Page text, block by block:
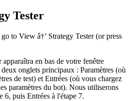
Tester
go to View â†’ Strategy Tester (or press
en bas de votre fenêtre
onglets principaux : Paramètres (où
de test) et Entrées (où vous chargez
paramètres du bot). Nous utiliserons
6, puis Entrées à l'étape 7.